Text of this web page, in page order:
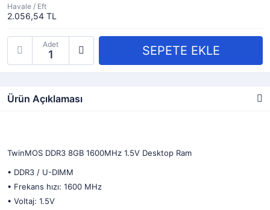
Havale / Eft
2.056,54 TL
Adet
Ürün Açıklaması
TwinMOS DDR3 8GB 1600MHz 1.5V Desktop Ram
• DDR3 / U-DIMM
• Frekans hızı: 1600 MHz
• Voltaj: 1.5V